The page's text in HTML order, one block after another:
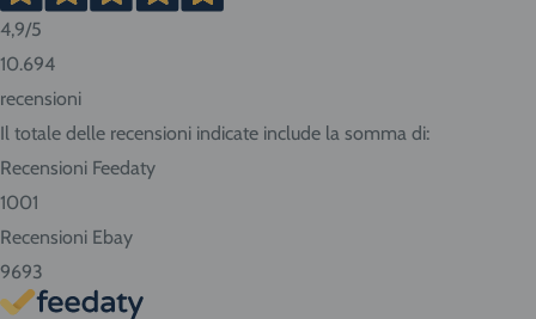
Consigliamo sempre di contattarci prima di effettuare la
prenotazione per conoscere in anticipo i tempi di consegna.
Se abiti nella nostra zona ritira i prodotti direttamente
presso il negozio! Seleziona "Ritiro" al momento del
checkout dell'ordine e vieni in Via Giovanni da Udine, 40 -
San Giorgio di Nogaro (UD) 33058.
4,9/5
10.694
recensioni
Il totale delle recensioni indicate include la somma di:
Recensioni Feedaty
1001
Recensioni Ebay
9693